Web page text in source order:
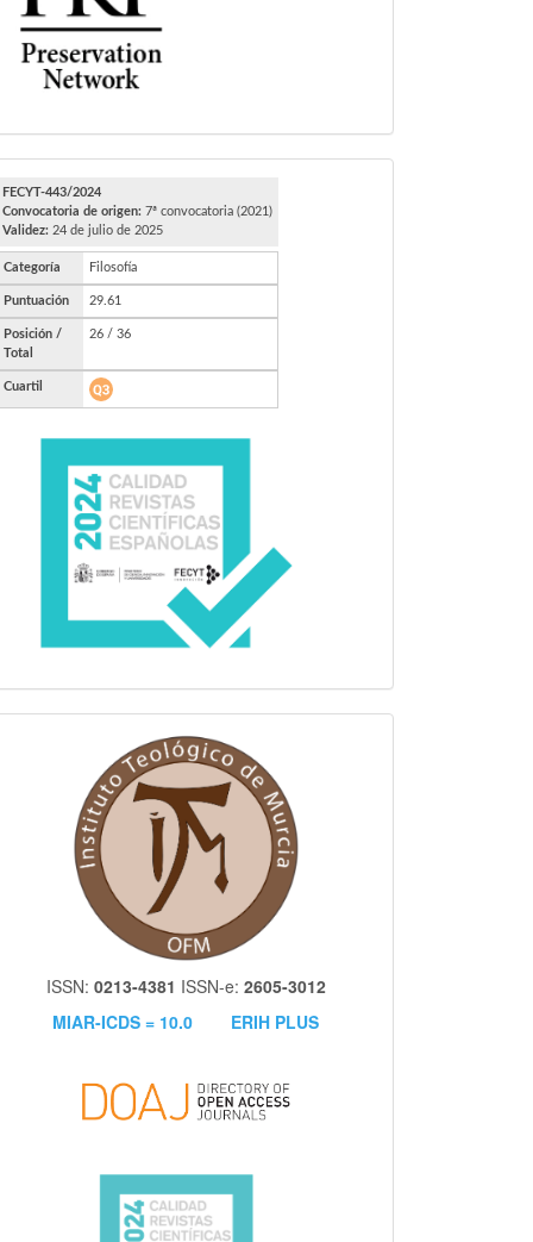
ISSN: 0213-4381 ISSN-e: 2605-3012
MIAR-ICDS = 10.0
ERIH PLUS